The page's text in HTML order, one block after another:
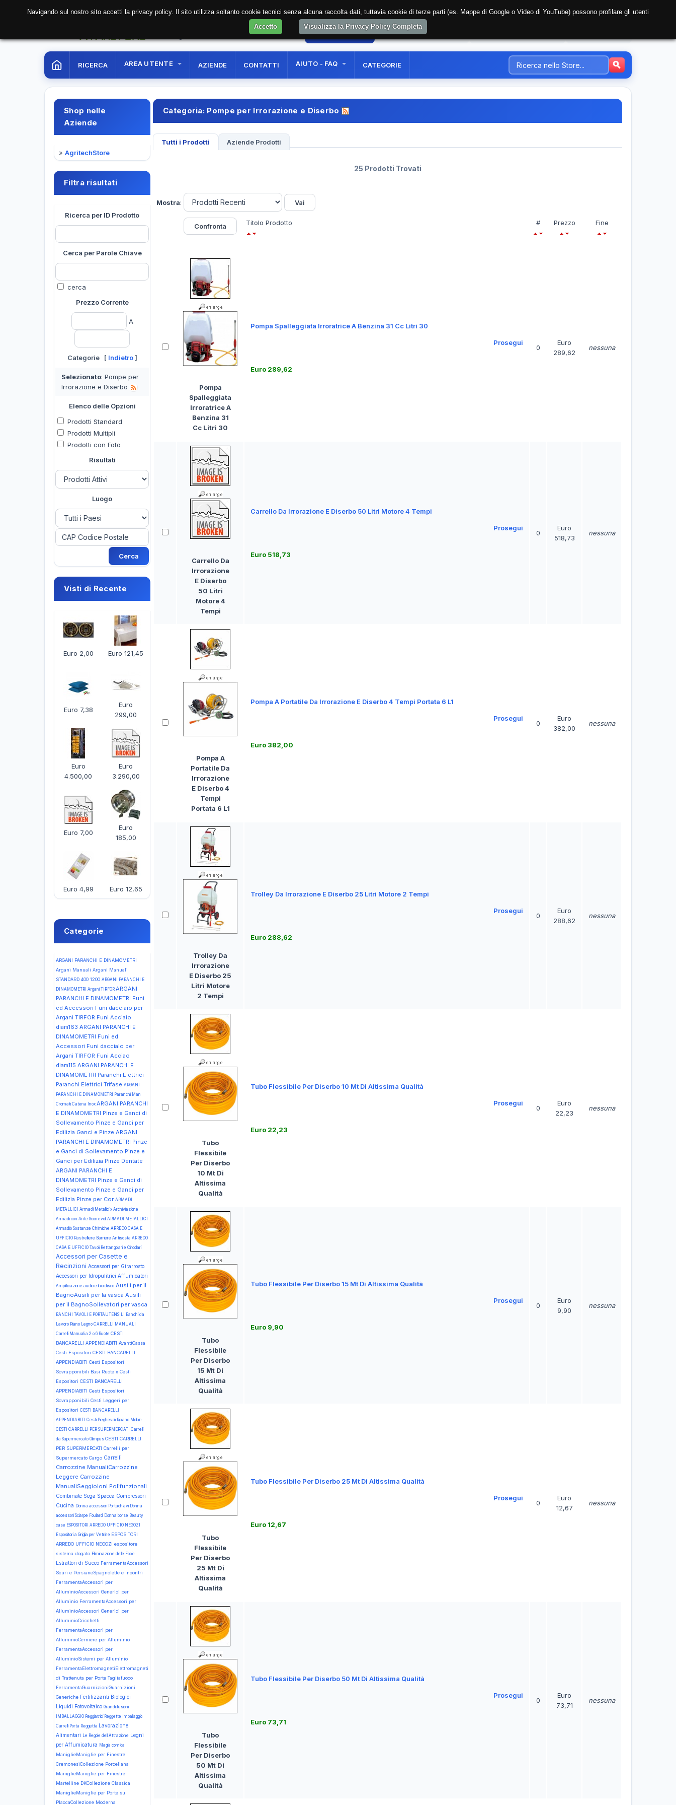
AREA RISERVATA REGISTRAZIONE UTENTE
RICERCA AREA UTENTE AZIENDE CONTATTI AIUTO - FAQ CATEGORIE
Shop nelle
Aziende
» AgritechStore
Filtra risultati
Ricerca per ID Prodotto
Cerca per Parole Chiave
cerca
Prezzo Corrente
A
Categorie [ Indietro]
Selezionato: Pompe per
Irrorazione e Diserbo
Elenco delle Opzioni
Prodotti Standard
Prodotti Multipli
Prodotti con Foto
Risultati
Luogo
Visti di Recente
Euro 2,00 Euro 121,45
Euro 7,38
Euro
299,00
Euro
4.500,00
Euro
3.290,00
Euro 7,00
Euro
185,00
Euro 4,99 Euro 12,65
Categorie
ARGANI PARANCHI E DINAMOMETRI
Argani Manuali Argani Manuali
STANDARD 400 1200 ARGANI PARANCHI E
DINAMOMETRI Argani TIRFOR ARGANI
PARANCHI E DINAMOMETRI Funi
ed Accessori Funi dacciaio per
Argani TIRFOR Funi Acciaio
diam163 ARGANI PARANCHI E
DINAMOMETRI Funi ed
Accessori Funi dacciaio per
Argani TIRFOR Funi Acciao
diam115 ARGANI PARANCHI E
DINAMOMETRI Paranchi Elettrici
Paranchi Elettrici Trifase ARGANI
PARANCHI E DINAMOMETRI Paranchi Man
Cromati Catena Inox ARGANI PARANCHI
E DINAMOMETRI Pinze e Ganci di
Sollevamento Pinze e Ganci per
Edilizia Ganci e Pinze ARGANI
PARANCHI E DINAMOMETRI Pinze
e Ganci di Sollevamento Pinze e
Ganci per Edilizia Pinze Dentate
ARGANI PARANCHI E
DINAMOMETRI Pinze e Ganci di
Sollevamento Pinze e Ganci per
Edilizia Pinze per Cor ARMADI
METALLICI Armadi Metallici x Archiviazione
Armadi con Ante ScorrevoliARMADI METALLICI
Armadio Sostanze Chimiche ARREDO CASA E
UFFICIO Rastrelliere Barriere Antisosta ARREDO
CASA E UFFICIO Tavoli Rettangolari e Circolari
Accessori per Casette e
Recinzioni Accessori per Girarrosto
Accessori per Idropulitrici Affumicatori
Amplificazione audio e luci disco Ausili per il
BagnoAusili per la vasca Ausili
per il BagnoSollevatori per vasca
BANCHI TAVOLI E PORTAUTENSILI Banchi da
Lavoro Piano Legno CARRELLI MANUALI
Carrelli Manuali a 2 o 6 Ruote CESTI
BANCARELLI APPENDIABITI AvantiCassa
Cesti Espositori CESTI BANCARELLI
APPENDIABITI Cesti Espositori
Sovrapponibili Basi Ruote x Cesti
Espositori CESTI BANCARELLI
APPENDIABITI Cesti Espositori
Sovrapponibili Cesti Leggeri per
Espositori CESTI BANCARELLI
APPENDIABITI Cesti Pieghevoli Ripiano Mobile
CESTI CARRELLI PER SUPERMERCATI Carrelli
da Supermercato Olimpus CESTI CARRELLI
PER SUPERMERCATI Carrelli per
Supermercato Cargo Carrelli
Carrozzine ManualiCarrozzine
Leggere Carrozzine
ManualiSeggioloni Polifunzionali
Combinate Sega Spacca Compressori
Cucina Donna accessori Portachiavi Donna
accessori Sciarpe Foulard Donna borse Beauty
case ESPOSITORI ARREDO UFFICIO NEGOZI
Espositori a Griglia per Vetrine ESPOSITORI
ARREDO UFFICIO NEGOZI espositore
sistema dogato Eliminazione delle Fobie
Estrattori di Succo FerramentaAccessori
Scuri e PersianeSpagnolette e Incontri
FerramentaAccessori per
AlluminioAccessori Generici per
Alluminio FerramentaAccessori per
AlluminioAccessori Generici per
AlluminioCricchetti
FerramentaAccessori per
AlluminioCerniere per Alluminio
FerramentaAccessori per
AlluminioSistemi per Alluminio
FerramentaElettromagnetiElettromagneti
di Trattenuta per Porte Tagliafuoco
FerramentaGuarnizioniGuarnizioni
Generiche Fertilizzanti Biologici
Liquidi Fotovoltaico Grandi illusioni
IMBALLAGGIO Reggiatrici Reggette Imballaggio
Carrelli Porta Reggetta Lavorazione
Alimentari Le Regole dell Attrazione Legni
per Affumicatura Magia comica
ManiglieManiglie per Finestre
CremonesiCollezione Porcellana
ManiglieManiglie per Finestre
Martelline DKCollezione Classica
ManiglieManiglie per Porte su
PlaccaCollezione Moderna
Categoria: Pompe per Irrorazione e Diserbo
Tutti i Prodotti Aziende Prodotti
25 Prodotti Trovati
Mostra:
Titolo Prodotto # Prezzo Fine
Pompa
Spalleggiata
Irroratrice A
Benzina 31
Cc Litri 30
Pompa Spalleggiata Irroratrice A Benzina 31 Cc Litri 30
Prosegui
Euro 289,62
0
Euro
289,62
nessuna
Carrello Da
Irrorazione
E Diserbo
50 Litri
Motore 4
Tempi
Carrello Da Irrorazione E Diserbo 50 Litri Motore 4 Tempi
Prosegui
Euro 518,73
0
Euro
518,73
nessuna
Pompa A
Portatile Da
Irrorazione
E Diserbo 4
Tempi
Portata 6 L1
Pompa A Portatile Da Irrorazione E Diserbo 4 Tempi Portata 6 L1
Prosegui
Euro 382,00
0
Euro
382,00
nessuna
Trolley Da
Irrorazione
E Diserbo 25
Litri Motore
2 Tempi
Trolley Da Irrorazione E Diserbo 25 Litri Motore 2 Tempi
Prosegui
Euro 288,62
0
Euro
288,62
nessuna
Tubo
Flessibile
Per Diserbo
10 Mt Di
Altissima
Qualità
Tubo Flessibile Per Diserbo 10 Mt Di Altissima Qualità
Prosegui
Euro 22,23
0
Euro
22,23
nessuna
Tubo
Flessibile
Per Diserbo
15 Mt Di
Altissima
Qualità
Tubo Flessibile Per Diserbo 15 Mt Di Altissima Qualità
Prosegui
Euro 9,90
0
Euro
9,90
nessuna
Tubo
Flessibile
Per Diserbo
25 Mt Di
Altissima
Qualità
Tubo Flessibile Per Diserbo 25 Mt Di Altissima Qualità
Prosegui
Euro 12,67
0
Euro
12,67
nessuna
Tubo
Flessibile
Per Diserbo
50 Mt Di
Altissima
Qualità
Tubo Flessibile Per Diserbo 50 Mt Di Altissima Qualità
Prosegui
Euro 73,71
0
Euro
73,71
nessuna
Navigando sul nostro sito accetti la privacy policy. Il sito utilizza soltanto cookie tecnici senza alcuna raccolta dati, tuttavia cookie di terze parti (es. Mappe di Google o Video di YouTube) possono profilare gli utenti
Accetto
Visualizza la Privacy Policy Completa